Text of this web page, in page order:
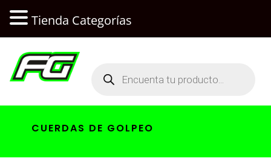
productos
CUERDAS DE GOLPEO
Tienda Categorías